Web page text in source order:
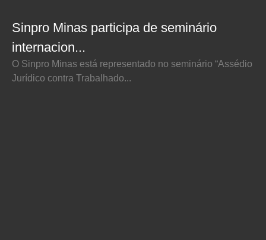
Sinpro Minas participa de seminário
internacion...
O Sinpro Minas está representado no seminário “Assédio
Jurídico contra Trabalhado...